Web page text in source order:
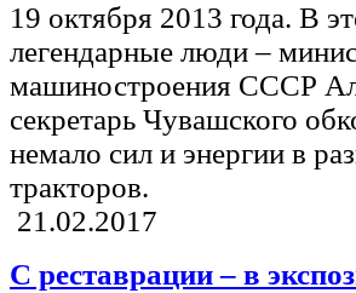
19 октября 2013 года. В
легендарные люди –
машиностроения СССР
секретарь Чувашского
немало сил и энергии в
тракторов.
21.02.2017
С реставрации – в